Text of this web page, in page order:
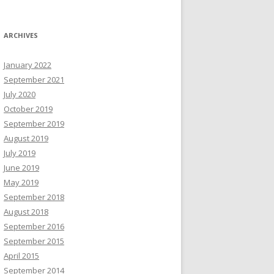
ARCHIVES
January 2022
September 2021
July 2020
October 2019
September 2019
August 2019
July 2019
June 2019
May 2019
September 2018
August 2018
September 2016
September 2015
April 2015
September 2014